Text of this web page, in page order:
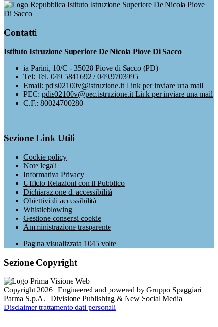
Istituto Istruzione Superiore De Nicola Piove
Di Sacco
Contatti
Istituto Istruzione Superiore De Nicola Piove Di Sacco
ia Parini, 10/C - 35028 Piove di Sacco (PD)
Tel: Tel. 049 5841692 / 049.9703995
Email: pdis02100v@istruzione.it Link per inviare una mail
PEC: pdis02100v@pec.istruzione.it Link per inviare una mail
C.F.: 80024700280
Sezione Link Utili
Cookie policy
Note legali
Informativa Privacy
Ufficio Relazioni con il Pubblico
Dichiarazione di accessibilità
Obiettivi di accessibilità
Whistleblowing
Gestione consensi cookie
Amministrazione trasparente
Pagina visualizzata 1045 volte
Sezione Copyright
Copyright 2026 | Engineered and powered by Gruppo Spaggiari
Parma S.p.A. | Divisione Publishing & New Social Media
Disclaimer trattamento dati personali